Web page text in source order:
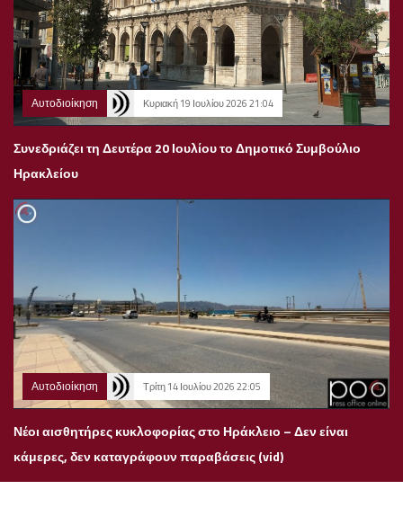
Αυτοδιοίκηση Κυριακή 19 Ιουλίου 2026 21:04
Συνεδριάζει τη Δευτέρα 20 Ιουλίου το Δημοτικό Συμβούλιο
Ηρακλείου
Αυτοδιοίκηση Τρίτη 14 Ιουλίου 2026 22:05
Νέοι αισθητήρες κυκλοφορίας στο Ηράκλειο – Δεν είναι
κάμερες, δεν καταγράφουν παραβάσεις (vid)